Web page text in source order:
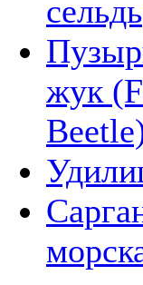
сельдь
жук